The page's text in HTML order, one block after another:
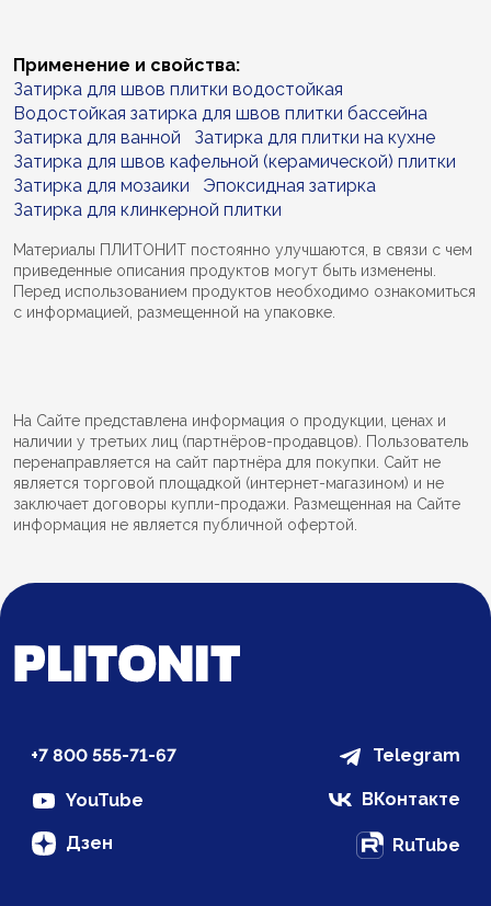
Применение и свойства:
Затирка для швов плитки водостойкая
Водостойкая затирка для швов плитки бассейна
Затирка для ванной
Затирка для плитки на кухне
Затирка для швов кафельной (керамической) плитки
Затирка для мозаики
Эпоксидная затирка
Затирка для клинкерной плитки
Материалы ПЛИТОНИТ постоянно улучшаются, в связи с чем
приведенные описания продуктов могут быть изменены.
Перед использованием продуктов необходимо ознакомиться
с информацией, размещенной на упаковке.
На Сайте представлена информация о продукции, ценах и
наличии у третьих лиц (партнёров-продавцов). Пользователь
перенаправляется на сайт партнёра для покупки. Сайт не
является торговой площадкой (интернет-магазином) и не
заключает договоры купли-продажи. Размещенная на Сайте
информация не является публичной офертой.
+7 800 555-71-67 Telegram
YouTube ВКонтакте
Дзен RuTube